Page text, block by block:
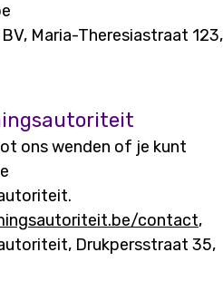
Maria-Theresiastraat 123,
ons wenden of je kunt
contact,
Drukpersstraat 35,